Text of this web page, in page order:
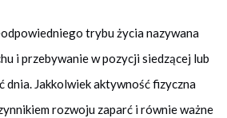
trybu życia nazywana
i przebywanie w pozycji siedzącej lub
dnia. Jakkolwiek aktywność fizyczna
rozwoju zaparć i równie ważne